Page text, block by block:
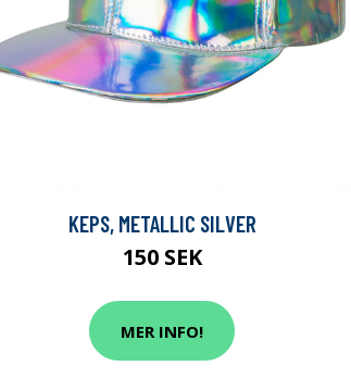
KEPS, METALLIC SILVER
150 SEK
MER INFO!